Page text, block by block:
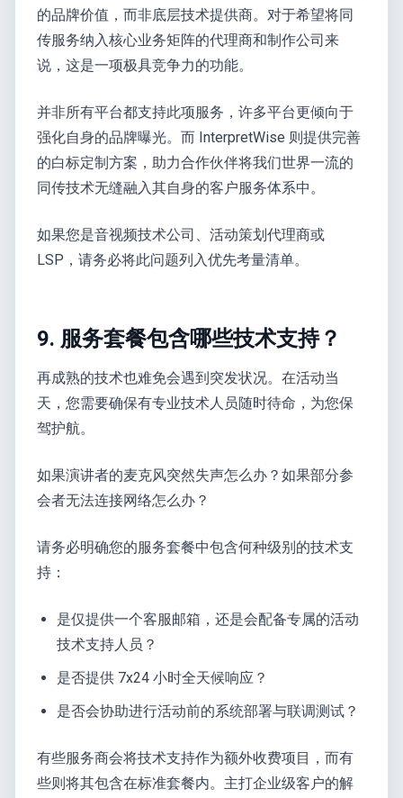
的品牌价值，而非底层技术提供商。对于希望将同
传服务纳入核心业务矩阵的代理商和制作公司来
说，这是一项极具竞争力的功能。
并非所有平台都支持此项服务，许多平台更倾向于
强化自身的品牌曝光。而 InterpretWise 则提供完善
的白标定制方案，助力合作伙伴将我们世界一流的
同传技术无缝融入其自身的客户服务体系中。
如果您是音视频技术公司、活动策划代理商或
LSP，请务必将此问题列入优先考量清单。
9. 服务套餐包含哪些技术支持？
再成熟的技术也难免会遇到突发状况。在活动当
天，您需要确保有专业技术人员随时待命，为您保
驾护航。
如果演讲者的麦克风突然失声怎么办？如果部分参
会者无法连接网络怎么办？
请务必明确您的服务套餐中包含何种级别的技术支
持：
是仅提供一个客服邮箱，还是会配备专属的活动
技术支持人员？
是否提供 7x24 小时全天候响应？
是否会协助进行活动前的系统部署与联调测试？
有些服务商会将技术支持作为额外收费项目，而有
些则将其包含在标准套餐内。主打企业级客户的解